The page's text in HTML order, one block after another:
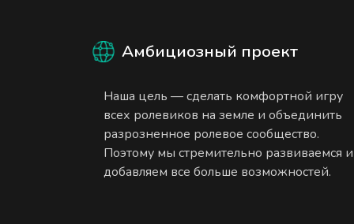
Амбициозный проект
Наша цель — сделать комфортной игру
всех ролевиков на земле и объединить
разрозненное ролевое сообщество.
Поэтому мы стремительно развиваемся и
добавляем все больше возможностей.